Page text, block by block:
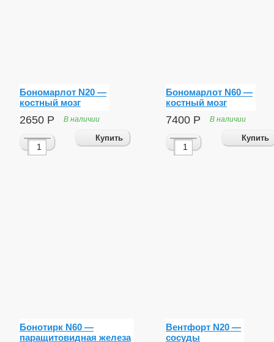
Бономарлот N20 —
костный мозг
2650 Р В наличии
Купить
Бономарлот N60 —
костный мозг
7400 Р В наличии
Купить
Бонотирк N60 —
паращитовидная железа
Вентфорт N20 —
сосуды